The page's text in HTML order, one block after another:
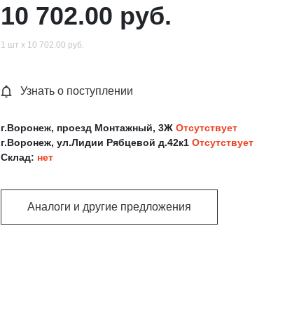
10 702.00 руб.
1 шт х 10 702.00 руб.
Узнать о поступлении
г.Воронеж, проезд Монтажный, 3Ж Отсутствует
г.Воронеж, ул.Лидии Рябцевой д.42к1 Отсутствует
Склад: нет
Аналоги и другие предложения